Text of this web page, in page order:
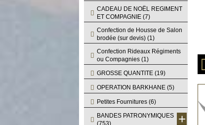
CADEAU DE NOËL REGIMENT
ET COMPAGNIE (7)
Confection de Housse de Salon
brodée (sur devis) (1)
Confection Rideaux Régiments
ou Compagnies (1)
GROSSE QUANTITE (19)
OPERATION BARKHANE (5)
Petites Fournitures (6)
BANDES PATRONYMIQUES
(753)
+